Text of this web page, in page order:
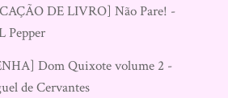
DE LIVRO] Não Pare! -
Pepper
Dom Quixote volume 2 -
de Cervantes